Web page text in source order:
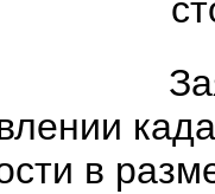
в